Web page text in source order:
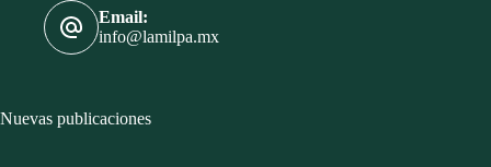
Email:
info@lamilpa.mx
Nuevas publicaciones